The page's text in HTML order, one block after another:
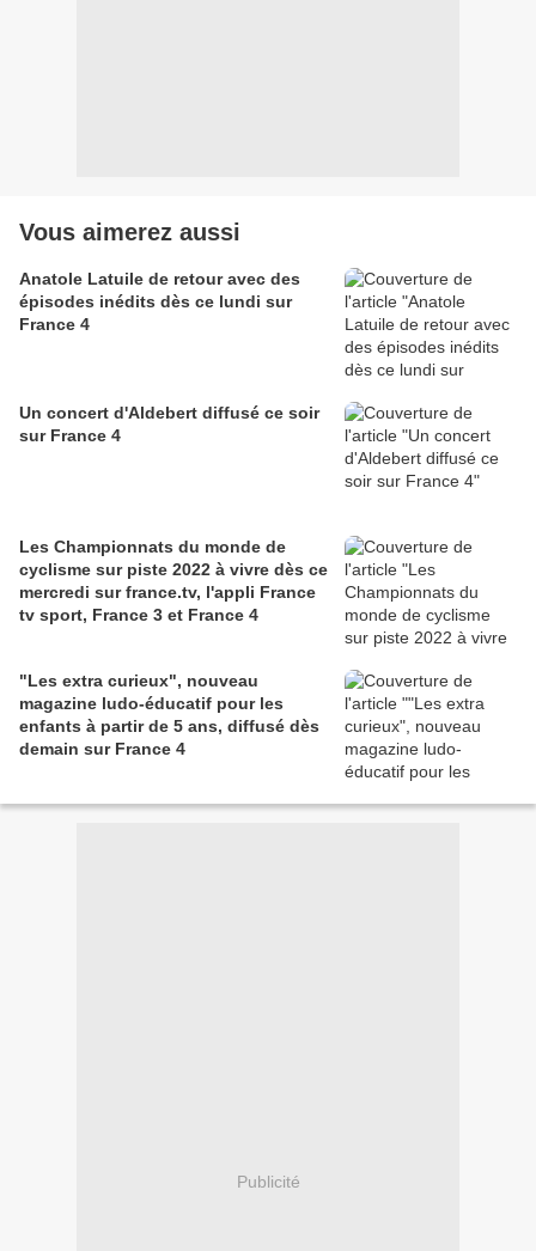
Vous aimerez aussi
Anatole Latuile de retour avec des
épisodes inédits dès ce lundi sur
France 4
Un concert d'Aldebert diffusé ce soir
sur France 4
Les Championnats du monde de
cyclisme sur piste 2022 à vivre dès ce
mercredi sur france.tv, l'appli France
tv sport, France 3 et France 4
"Les extra curieux", nouveau
magazine ludo-éducatif pour les
enfants à partir de 5 ans, diffusé dès
demain sur France 4
Publicité